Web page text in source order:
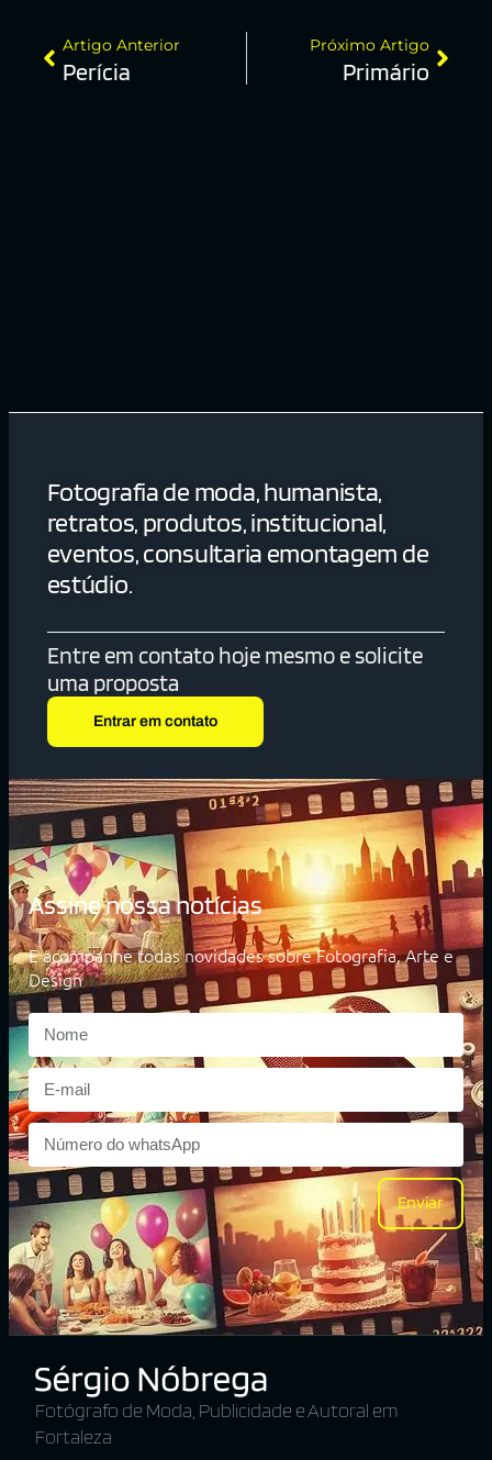
Artigo Anterior
Perícia
Próximo Artigo
Primário
Fotografia de moda, humanista,
retratos, produtos, institucional,
eventos, consultaria emontagem de
estúdio.
Entre em contato hoje mesmo e solicite
uma proposta
Entrar em contato
Assine nossa notícias
E acompanhe todas novidades sobre Fotografia, Arte e
Design
Enviar
Fotógrafo de Moda, Publicidade e Autoral em
Fortaleza